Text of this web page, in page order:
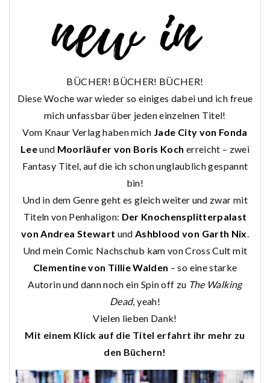
BÜCHER! BÜCHER! BÜCHER!
Diese Woche war wieder so einiges dabei und ich freue
mich unfassbar über jeden einzelnen Titel!
Vom Knaur Verlag haben mich Jade City von Fonda
Leeund Moorläufer von Boris Koch erreicht – zwei
Fantasy Titel, auf die ich schon unglaublich gespannt
bin!
Und in dem Genre geht es gleich weiter und zwar mit
Titeln von Penhaligon: Der Knochensplitterpalast
von Andrea Stewart und Ashblood von Garth Nix
Und mein Comic Nachschub kam von Cross Cult mit
Clementine von Tillie Walden – so eine starke
Autorin und dann noch ein Spin off zu The Walking
Dead, yeah!
Vielen lieben Dank!
Mit einem Klick auf die Titel erfahrt ihr mehr zu
den Büchern!